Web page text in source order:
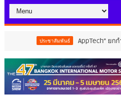
ประชาสัมพันธ์ AppTech”​ ยกกำลังป